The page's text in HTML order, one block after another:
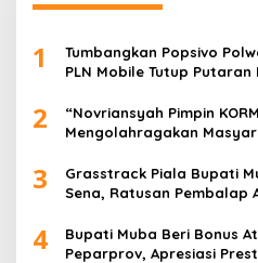
1
Tumbangkan Popsivo
PLN Mobile Tutup
2
“Novriansyah Pimpin
Mengolahragakan
3
Grasstrack Piala Bupati
Sena, Ratusan Pembalap
4
Bupati Muba Beri Bonus
Peparprov, Apresiasi